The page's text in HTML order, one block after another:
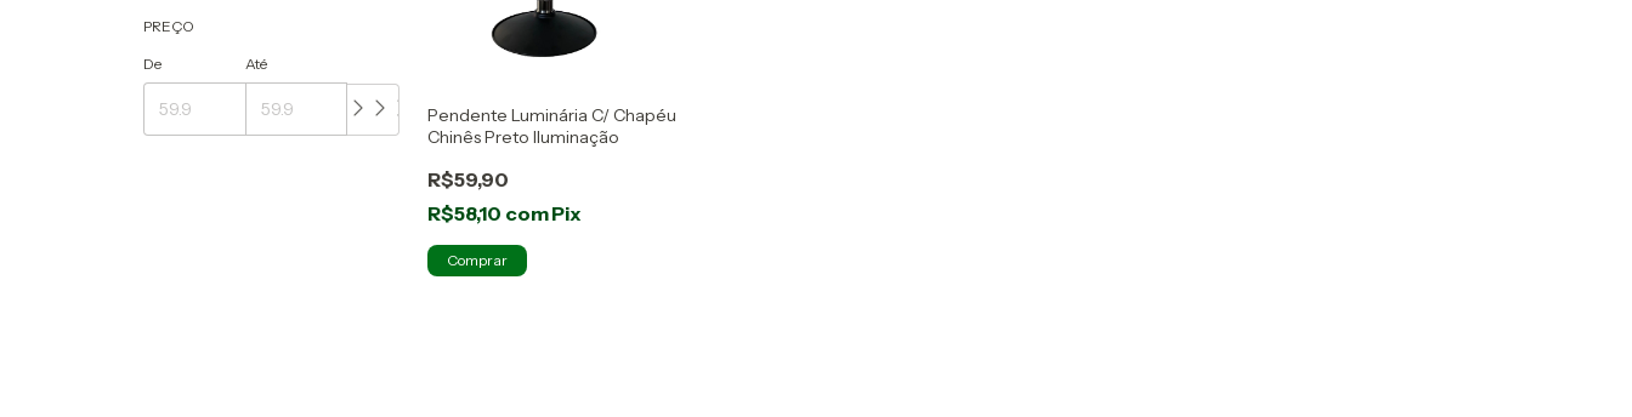
PREÇO
De Até
Pendente Luminária C/ Chapéu
Chinês Preto Iluminação
R$59,90
R$58,10 comPix